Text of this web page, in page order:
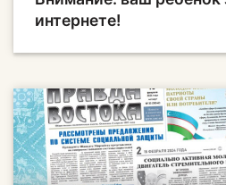
интернете!